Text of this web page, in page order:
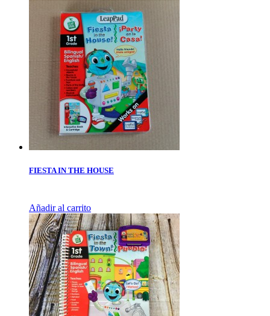
FIESTA IN THE HOUSE
Añadir al carrito